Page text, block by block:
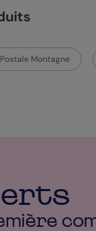
Montagne